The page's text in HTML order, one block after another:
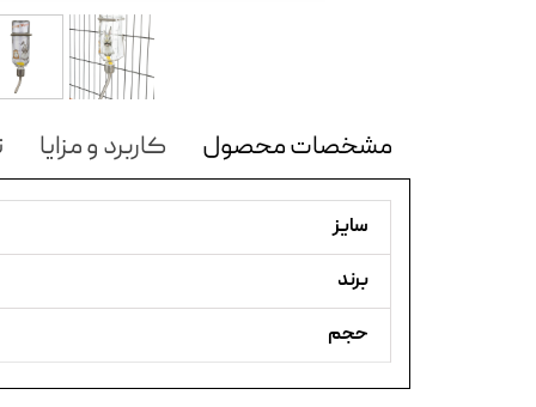
مشخصات محصول کاربرد و مزایا
سایز
برند
حجم